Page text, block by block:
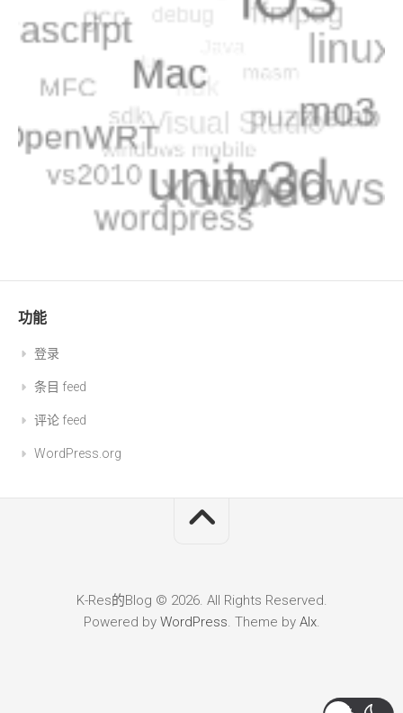
功能
登录
条目 feed
评论 feed
WordPress.org
K-Res的Blog © 2026. All Rights Reserved.
Powered by WordPress. Theme by Alx.